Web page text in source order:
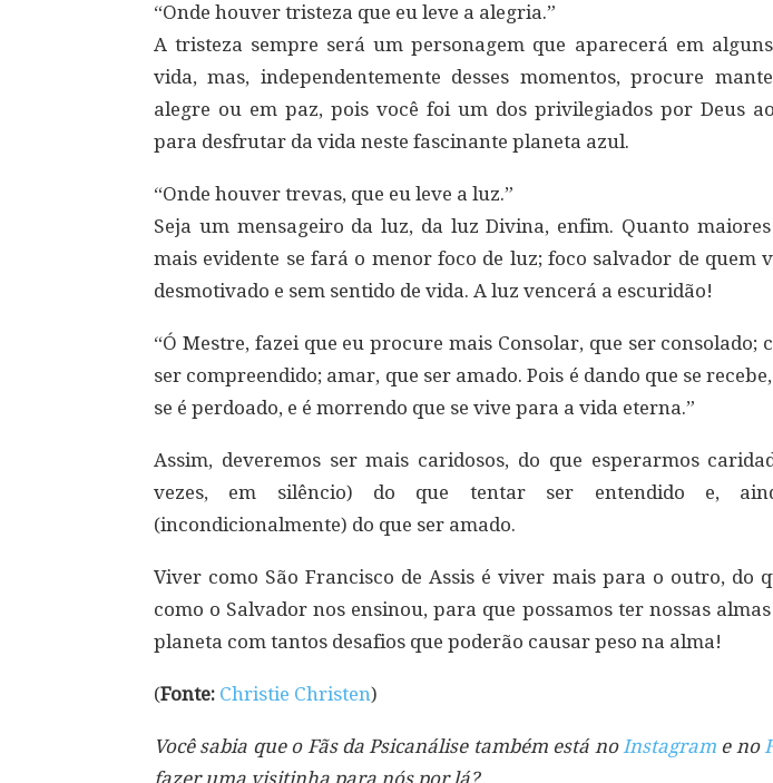
“Onde houver tristeza que eu leve a alegria.”
A tristeza sempre será um personagem que aparecerá em
vida, mas, independentemente desses momentos, procure
alegre ou em paz, pois você foi um dos privilegiados por Deus
para desfrutar da vida neste fascinante planeta azul.
“Onde houver trevas, que eu leve a luz.”
Seja um mensageiro da luz, da luz Divina, enfim. Quanto
mais evidente se fará o menor foco de luz; foco salvador de quem
desmotivado e sem sentido de vida. A luz vencerá a escuridão!
“Ó Mestre, fazei que eu procure mais Consolar, que ser consolado;
ser compreendido; amar, que ser amado. Pois é dando que se
se é perdoado, e é morrendo que se vive para a vida eterna.”
Assim, deveremos ser mais caridosos, do que esperarmos
vezes, em silêncio) do que tentar ser entendido e,
(incondicionalmente) do que ser amado.
Viver como São Francisco de Assis é viver mais para o outro, do
como o Salvador nos ensinou, para que possamos ter nossas
planeta com tantos desafios que poderão causar peso na alma!
(Fonte: Christie Christen)
Você sabia que o Fãs da Psicanálise também está noInstagram e no
fazer uma visitinha para nós por lá?